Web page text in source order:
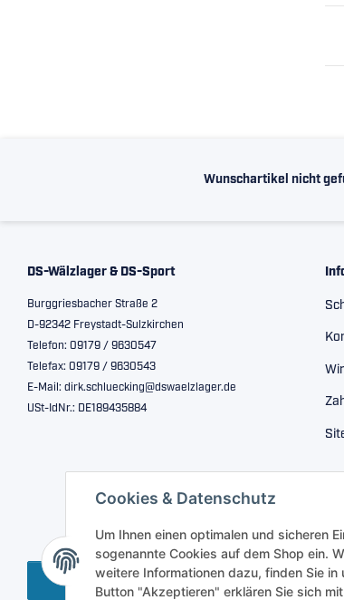
Cookies & Datenschutz
Um Ihnen einen optimalen und sicheren
sogenannte Cookies auf dem Shop ein.
weitere Informationen dazu, finden Sie in
Button "Akzeptieren" erklären Sie sich
Wunschartikel nicht
DS-Wälzlager & DS-Sport
Burggriesbacher Straße 2
D-92342 Freystadt-Sulzkirchen
Telefon: 09179 / 9630547
Telefax: 09179 / 9630543
E-Mail: dirk.schluecking@dswaelzlager.de
USt-IdNr.: DE189435884
Vertrag widerrufen